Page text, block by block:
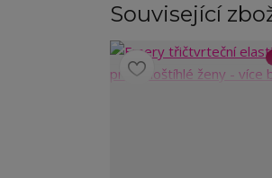
Související